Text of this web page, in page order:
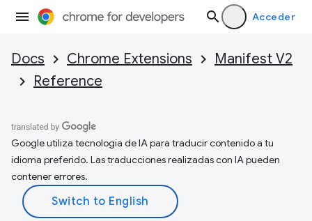
Acceder
Docs Chrome Extensions
Manifest V2
Reference
Google utiliza tecnología de IA para traducir contenido a tu
idioma preferido. Las traducciones realizadas con IA pueden
contener errores.